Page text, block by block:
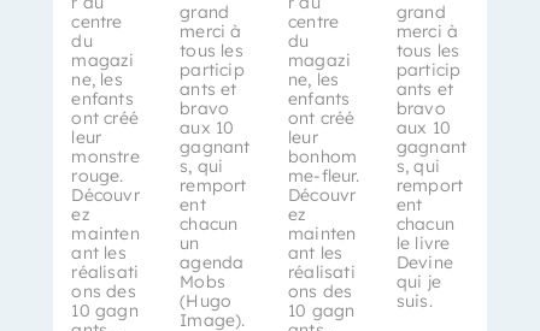
centre
du
magazi
ne, les
enfants
ont créé
leur
monstre
rouge.
Découvr
ez
mainten
ant les
réalisati
ons des
10 gagn
grand
merci à
tous les
particip
ants et
bravo
aux 10
gagnant
s, qui
remport
ent
chacun
un
agenda
Mobs
(Hugo
Image).
centre
du
magazi
ne, les
enfants
ont créé
leur
bonhom
me-fleur.
Découvr
ez
mainten
ant les
réalisati
ons des
10 gagn
grand
merci à
tous les
particip
ants et
bravo
aux 10
gagnant
s, qui
remport
ent
chacun
le livre
Devine
qui je
suis.